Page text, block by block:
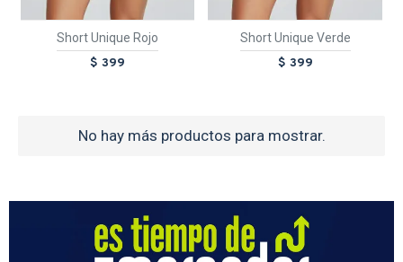
Short Unique Rojo
$ 399
Short Unique Verde
$ 399
No hay más productos para mostrar.